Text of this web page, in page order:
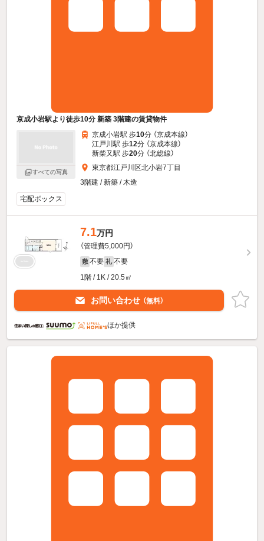
京成小岩駅より徒歩10分 新築 3階建の賃貸物件
すべての写真
京成小岩駅 歩10分 （京成本線）
江戸川駅 歩12分 （京成本線）
新柴又駅 歩20分 （北総線）
東京都江戸川区北小岩7丁目
3階建 / 新築 / 木造
宅配ボックス
7.1万円
（管理費5,000円）
敷 不要 礼 不要
1階 / 1K / 20.5㎡
お問い合わせ （無料）
ほか提供